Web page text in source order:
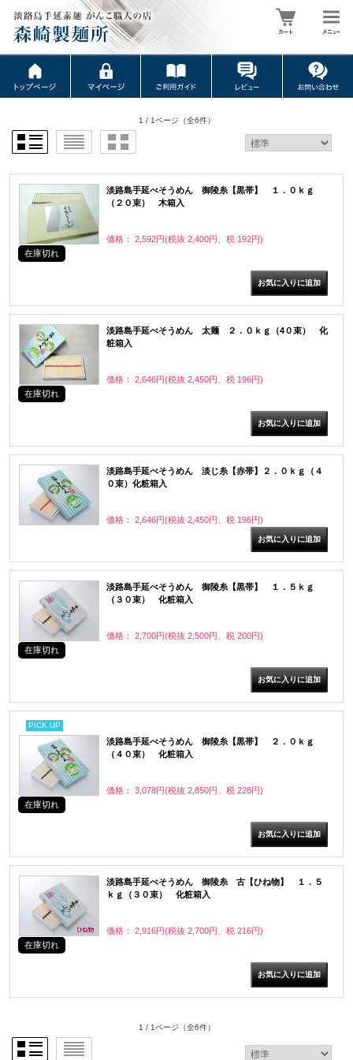
1 / 1ページ （全6件）
淡路島手延べそうめん 御陵糸【黒帯】 １．０ｋｇ
（２０束） 木箱入
価格： 2,592円(税抜 2,400円、税 192円)
在庫切れ
淡路島手延べそうめん 太麺 ２．０ｋｇ（4０束） 化
粧箱入
価格： 2,646円(税抜 2,450円、税 196円)
在庫切れ
淡路島手延べそうめん 淡じ糸【赤帯】２．０ｋｇ（４
０束）化粧箱入
価格： 2,646円(税抜 2,450円、税 196円)
淡路島手延べそうめん 御陵糸【黒帯】 １．５ｋｇ
（３０束） 化粧箱入
価格： 2,700円(税抜 2,500円、税 200円)
在庫切れ
PICK UP
淡路島手延べそうめん 御陵糸【黒帯】 ２．０ｋｇ
（４０束） 化粧箱入
価格： 3,078円(税抜 2,850円、税 228円)
在庫切れ
淡路島手延べそうめん 御陵糸 古【ひね物】 １．５
ｋｇ（３０束） 化粧箱入
価格： 2,916円(税抜 2,700円、税 216円)
在庫切れ
1 / 1ページ （全6件）